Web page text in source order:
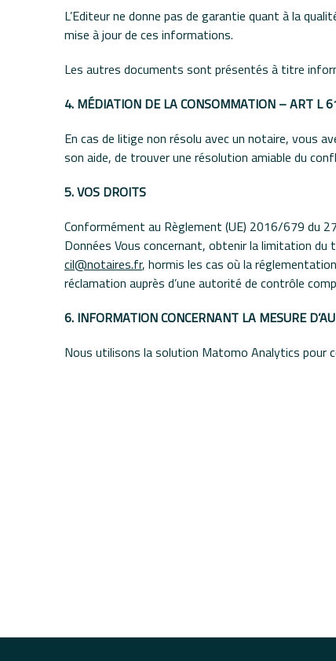
L’Editeur ne donne pas de garantie quant à la
mise à jour de ces informations.
Les autres documents sont présentés à titre
4. MÉDIATION DE LA CONSOMMATION – ART L
En cas de litige non résolu avec un notaire, vous
son aide, de trouver une résolution amiable du
5. VOS DROITS
Conformément au Règlement (UE) 2016/679 du
Données Vous concernant, obtenir la limitation
cil@notaires.fr, hormis les cas où la
réclamation auprès d’une autorité de contrôle
6. INFORMATION CONCERNANT LA MESURE
Nous utilisons la solution Matomo Analytics pour